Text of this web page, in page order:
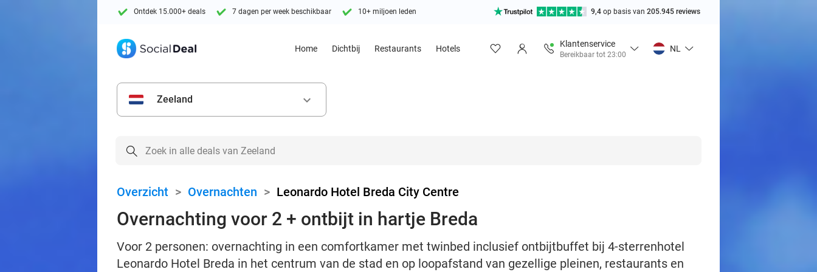
Ontdek 15.000+ deals 7 dagen per week beschikbaar 10+ miljoen leden 9,4 op basis van 205.945 reviews
Home Dichtbij Restaurants Hotels
Klantenservice
Bereikbaar tot 23:00
NL
Zeeland keyboard_arrow_down
Overzicht > Overnachten > Leonardo Hotel Breda City Centre
Overnachting voor 2 + ontbijt in hartje Breda
Voor 2 personen: overnachting in een comfortkamer met twinbed inclusief ontbijtbuffet bij 4-sterrenhotel
Leonardo Hotel Breda in het centrum van de stad en op loopafstand van gezellige pleinen, restaurants en